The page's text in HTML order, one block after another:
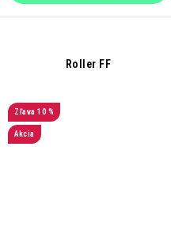
Roller FF
10 %
Akcia